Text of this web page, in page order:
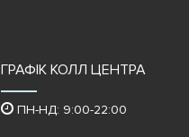
ГРАФІК КОЛЛ ЦЕНТРА
ПН-НД: 9:00-22:00